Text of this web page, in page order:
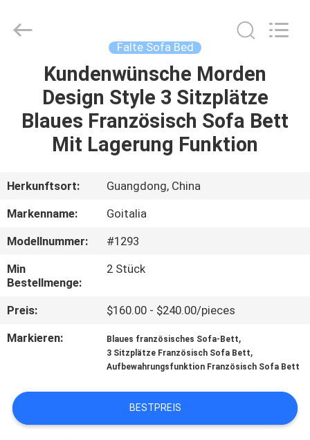
HAUS
PRODUKTE
ÜBER
FABRIK-
QUALITÄTSKONTROLLE
US
Limited.
Falte Sofa Bed
Kundenwünsche Morden
Design Style 3 Sitzplätze
Blaues Französisch Sofa Bett
Mit Lagerung Funktion
Herkunftsort:
Guangdong, China
Markenname:
Goitalia
Modellnummer:
#1293
Min
Bestellmenge:
2 Stück
Preis:
$160.00 - $240.00/pieces
Markieren:
Blaues französisches Sofa-Bett,
3 Sitzplätze Französisch Sofa Bett,
Aufbewahrungsfunktion Französisch Sofa Bett
BESTPREIS